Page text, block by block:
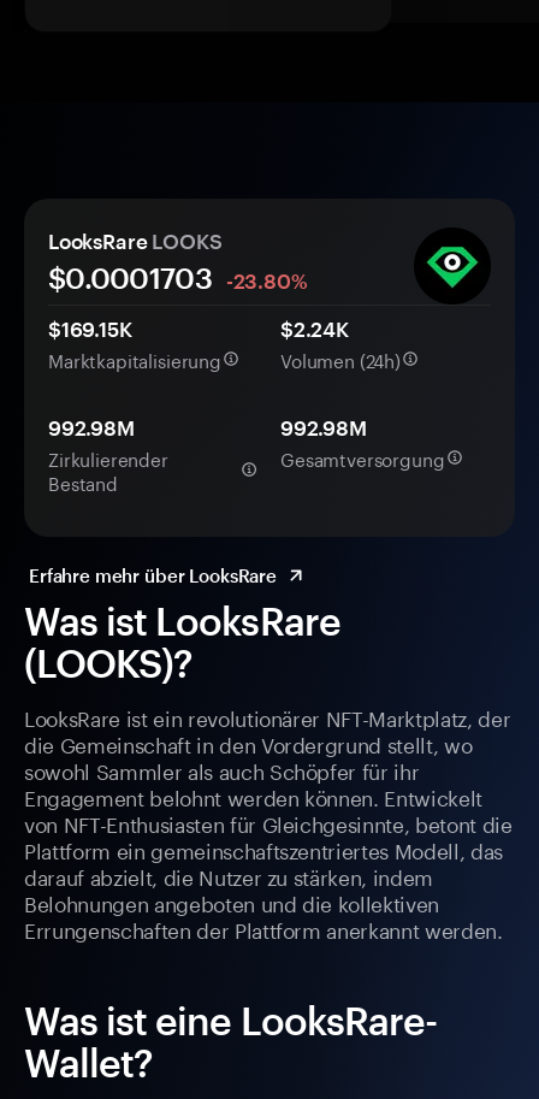
Was ist LooksRare
(LOOKS)?
LooksRare ist ein revolutionärer NFT-Marktplatz, der
die Gemeinschaft in den Vordergrund stellt, wo
sowohl Sammler als auch Schöpfer für ihr
Engagement belohnt werden können. Entwickelt
von NFT-Enthusiasten für Gleichgesinnte, betont die
Plattform ein gemeinschaftszentriertes Modell, das
darauf abzielt, die Nutzer zu stärken, indem
Belohnungen angeboten und die kollektiven
Errungenschaften der Plattform anerkannt werden.
Was ist eine LooksRare-
Wallet?
LooksRare LOOKS
$0.0001703
-23.80%
$169.15K
Marktkapitalisierung
$2.24K
Volumen (24h)
992.98M
Zirkulierender
Bestand
992.98M
Gesamtversorgung
Erfahre mehr über LooksRare